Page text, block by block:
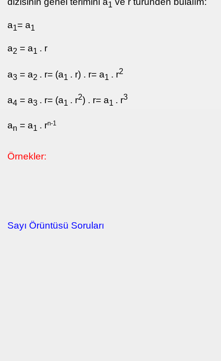
1
a1= a1
a2 = a1 . r
a3 = a2 . r= (a1 . r) . r= a1 . r2
a4 = a3 . r= (a1 . r2) . r= a1 . r3
an = a1 . rn-1
Örnekler:
Sayı Örüntüsü Soruları